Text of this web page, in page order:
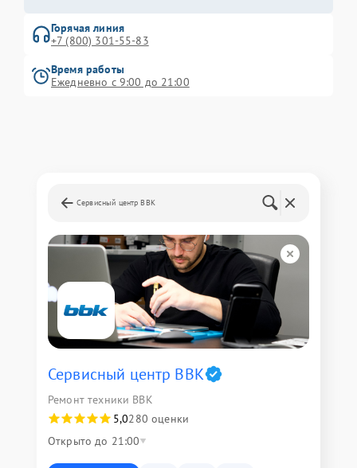
Горячая линия
+7 (800) 301-55-83
Время работы
Ежедневно с 9:00 до 21:00
Сервисный центр BBK
Сервисный центр BBK
Ремонт техники BBK
5,0280 оценки
Открыто до 21:00